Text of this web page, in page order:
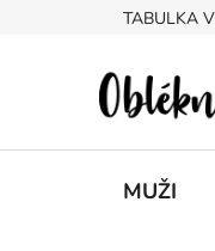
TABULKA
MUŽI